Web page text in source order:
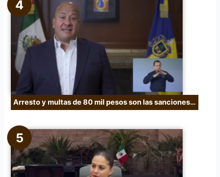
Arresto y multas de 80 mil pesos son las sanciones…